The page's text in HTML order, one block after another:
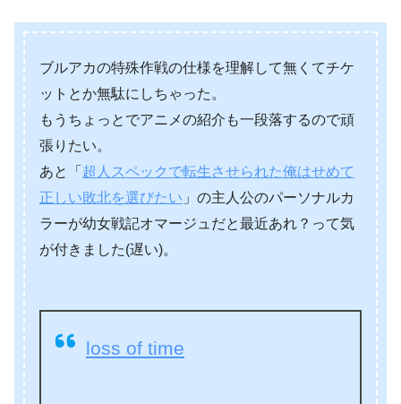
ブルアカの特殊作戦の仕様を理解して無くてチケ
ットとか無駄にしちゃった。
もうちょっとでアニメの紹介も一段落するので頑
張りたい。
あと「 超人スペックで転生させられた俺はせめて
正しい敗北を選びたい 」の主人公のパーソナルカ
ラーが幼女戦記オマージュだと最近あれ？って気
が付きました(遅い)。
loss of time